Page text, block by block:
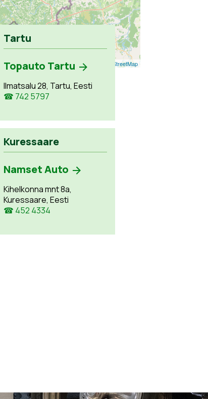
Leaflet OpenStreetMap
Tartu
Topauto Tartu
Ilmatsalu 28, Tartu, Eesti
☎ 742 5797
Kuressaare
Namset Auto
Kihelkonna mnt 8a,
Kuressaare, Eesti
☎ 452 4334